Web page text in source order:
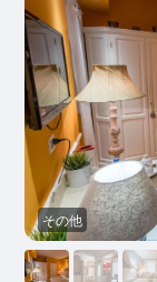
その他